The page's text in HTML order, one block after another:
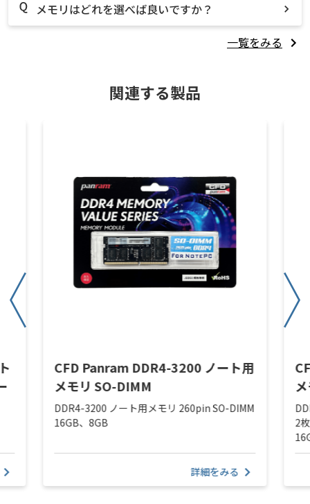
メモリはどれを選べば良いですか？
一覧をみる
関連する製品
CFD Panram DDR4-3200 ノート用
メモリ SO-DIMM
DDR4-3200 ノート用メモリ 260pin SO-DIMM
16GB、8GB
詳細をみる
2